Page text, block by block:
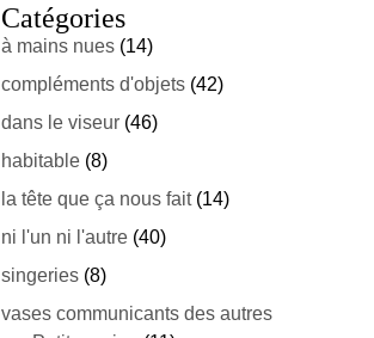
Catégories
à mains nues (14)
compléments d'objets (42)
dans le viseur (46)
habitable (8)
la tête que ça nous fait(14)
ni l'un ni l'autre (40)
singeries (8)
vases communicants des autres